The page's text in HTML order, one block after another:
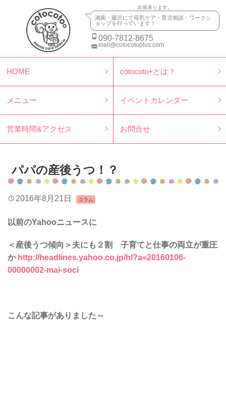
出張承ります。
湘南・藤沢にて母乳ケア・育児相談・ワークシ
ョップを行っています！
090-7812-8675
mail@cotocotoplus.com
HOME cotocoto+とは？
メニュー イベントカレンダー
営業時間&アクセス お問合せ
パパの産後うつ！？
2016年8月21日 コラム
以前のYahooニュースに
＜産後うつ傾向＞夫にも２割 子育てと仕事の両立が重圧
か http://headlines.yahoo.co.jp/hl?a=20160106-
00000002-mai-soci
こんな記事がありました～